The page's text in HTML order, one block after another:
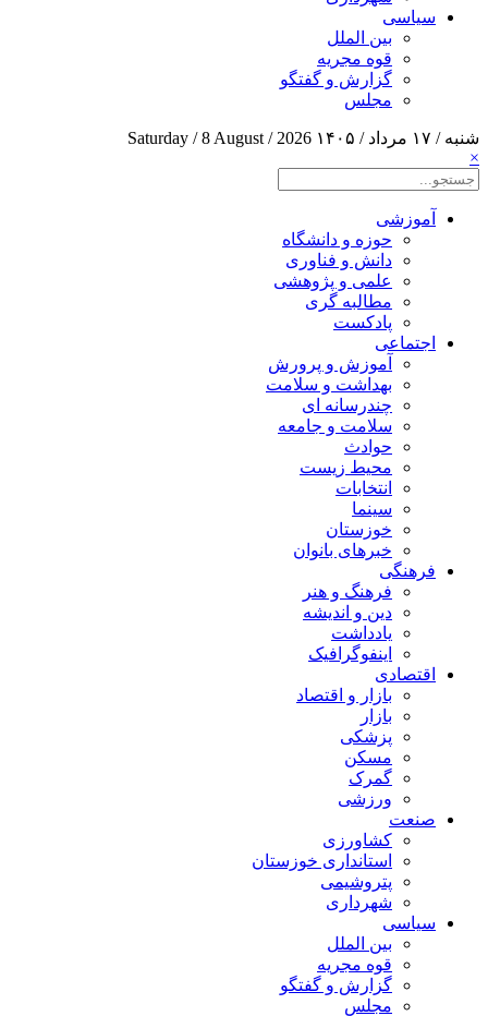
سیاسی
بین الملل
قوه مجریه
گزارش و گفتگو
مجلس
شنبه / ۱۷ مرداد / ۱۴۰۵
Saturday / 8 August / 2026
×
آموزشی
حوزه و دانشگاه
دانش و فناوری
علمی و پژوهشی
مطالبه گری
پادکست
اجتماعی
آموزش و پرورش
بهداشت و سلامت
چندرسانه ای
سلامت و جامعه
حوادث
محیط زیست
انتخابات
سینما
خوزستان
خبرهای بانوان
فرهنگی
فرهنگ و هنر
دین و اندیشه
یادداشت
اینفوگرافیک
اقتصادی
بازار و اقتصاد
بازار
پزشکی
مسکن
گمرک
ورزشی
صنعت
کشاورزی
استانداری خوزستان
پتروشیمی
شهرداری
سیاسی
بین الملل
قوه مجریه
گزارش و گفتگو
مجلس